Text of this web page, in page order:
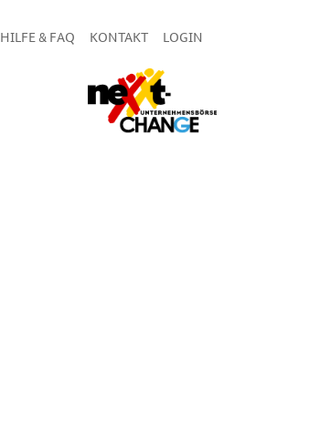
HILFE & FAQ KONTAKT LOGIN